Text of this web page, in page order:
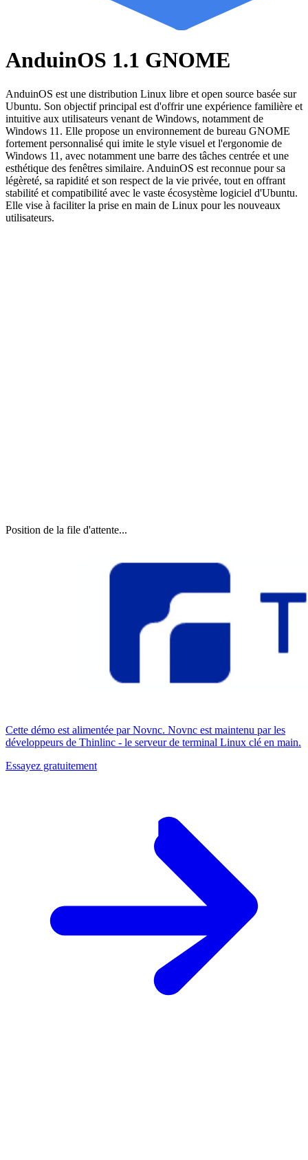
AnduinOS 1.1 GNOME
AnduinOS est une distribution Linux libre et open source basée sur
Ubuntu. Son objectif principal est d'offrir une expérience familière et
intuitive aux utilisateurs venant de Windows, notamment de
Windows 11. Elle propose un environnement de bureau GNOME
fortement personnalisé qui imite le style visuel et l'ergonomie de
Windows 11, avec notamment une barre des tâches centrée et une
esthétique des fenêtres similaire. AnduinOS est reconnue pour sa
légèreté, sa rapidité et son respect de la vie privée, tout en offrant
stabilité et compatibilité avec le vaste écosystème logiciel d'Ubuntu.
Elle vise à faciliter la prise en main de Linux pour les nouveaux
utilisateurs.
Position de la file d'attente...
Cette démo est alimentée par Novnc. Novnc est maintenu par les
développeurs de Thinlinc - le serveur de terminal Linux clé en main.
Essayez gratuitement